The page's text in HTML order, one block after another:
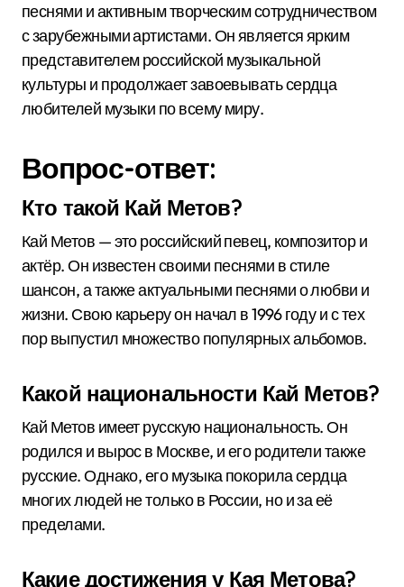
песнями и активным творческим сотрудничеством
с зарубежными артистами. Он является ярким
представителем российской музыкальной
культуры и продолжает завоевывать сердца
любителей музыки по всему миру.
Вопрос-ответ:
Кто такой Кай Метов?
Кай Метов — это российский певец, композитор и
актёр. Он известен своими песнями в стиле
шансон, а также актуальными песнями о любви и
жизни. Свою карьеру он начал в 1996 году и с тех
пор выпустил множество популярных альбомов.
Какой национальности Кай Метов?
Кай Метов имеет русскую национальность. Он
родился и вырос в Москве, и его родители также
русские. Однако, его музыка покорила сердца
многих людей не только в России, но и за её
пределами.
Какие достижения у Кая Метова?